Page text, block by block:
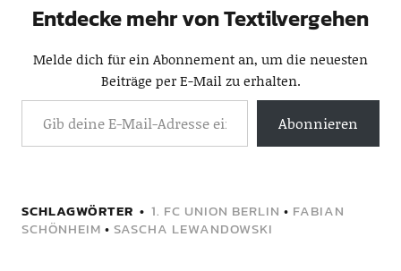
Entdecke mehr von Textilvergehen
Melde dich für ein Abonnement an, um die neuesten
Beiträge per E-Mail zu erhalten.
Abonnieren
SCHLAGWÖRTER 1. FC UNION BERLIN • FABIAN
SCHÖNHEIM • SASCHA LEWANDOWSKI